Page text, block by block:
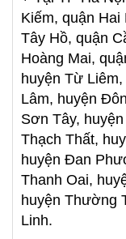
Kiếm, quận
Tây Hồ, quận
Hoàng Mai,
huyện Từ
Lâm, huyện
Sơn Tây,
Thạch Thất,
huyện Đan
Thanh Oai,
huyện Thường
Linh.